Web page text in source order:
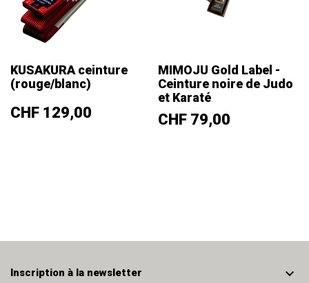
KUSAKURA ceinture
(rouge/blanc)
Prix
CHF 129,00
MIMOJU Gold Label -
Ceinture noire de Judo
et Karaté
Prix
CHF 79,00
Inscription à la newsletter 